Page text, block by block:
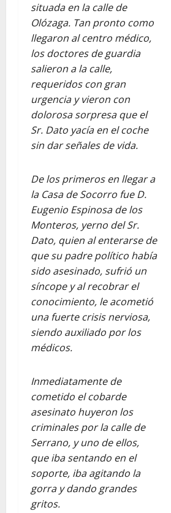
situada en la calle de
Olózaga. Tan pronto como
llegaron al centro médico,
los doctores de guardia
salieron a la calle,
requeridos con gran
urgencia y vieron con
dolorosa sorpresa que el
Sr. Dato yacía en el coche
sin dar señales de vida.
De los primeros en llegar a
la Casa de Socorro fue D.
Eugenio Espinosa de los
Monteros, yerno del Sr.
Dato, quien al enterarse de
que su padre político había
sido asesinado, sufrió un
síncope y al recobrar el
conocimiento, le acometió
una fuerte crisis nerviosa,
siendo auxiliado por los
médicos.
Inmediatamente de
cometido el cobarde
asesinato huyeron los
criminales por la calle de
Serrano, y uno de ellos,
que iba sentando en el
soporte, iba agitando la
gorra y dando grandes
gritos.